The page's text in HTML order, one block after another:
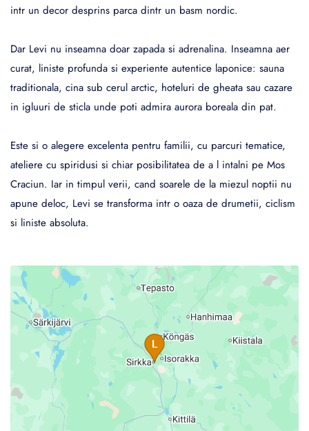
intr un decor desprins parca dintr un basm nordic.
Dar Levi nu inseamna doar zapada si adrenalina. Inseamna aer
curat, liniste profunda si experiente autentice laponice: sauna
traditionala, cina sub cerul arctic, hoteluri de gheata sau cazare
in igluuri de sticla unde poti admira aurora boreala din pat.
Este si o alegere excelenta pentru familii, cu parcuri tematice,
ateliere cu spiridusi si chiar posibilitatea de a l intalni pe Mos
Craciun. Iar in timpul verii, cand soarele de la miezul noptii nu
apune deloc, Levi se transforma intr o oaza de drumetii, ciclism
si liniste absoluta.